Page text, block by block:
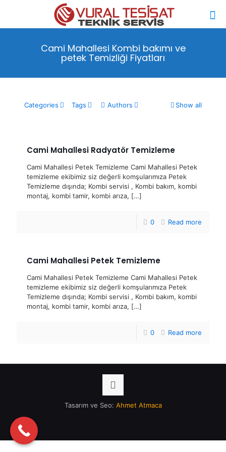
Cami Mahallesi Kombi bakımı ve
petek Temizliği Fiyatları
Categories Tags Authors Show all
Cami Mahallesi Radyatör Temizleme
Cami Mahallesi Petek Temizleme Cami Mahallesi Petek
temizleme ekibimiz siz değerli komşularımıza Petek
Temizleme dışında; Kombi servisi , Kombi bakım, kombi
montaj, kombi tamir, kombi arıza, […]
0 Read more
Cami Mahallesi Petek Temizleme
Cami Mahallesi Petek Temizleme Cami Mahallesi Petek
temizleme ekibimiz siz değerli komşularımıza Petek
Temizleme dışında; Kombi servisi , Kombi bakım, kombi
montaj, kombi tamir, kombi arıza, […]
0 Read more
Tasarım ve Seo: Ahmet Atmaca